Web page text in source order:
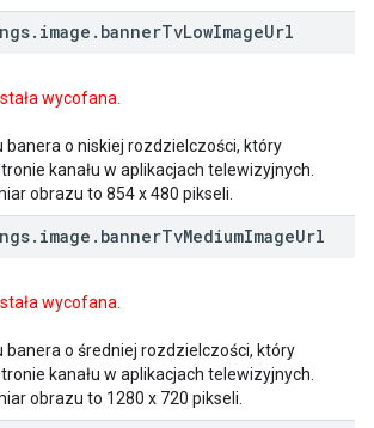
. image . bannerTvLowImageUrl
wycofana.
banera o niskiej rozdzielczości, który
kanału w aplikacjach telewizyjnych.
obrazu to 854 x 480 pikseli.
. image . bannerTvMediumImageUrl
wycofana.
banera o średniej rozdzielczości, który
kanału w aplikacjach telewizyjnych.
obrazu to 1280 x 720 pikseli.